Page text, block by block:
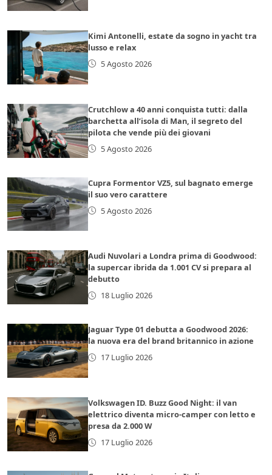
Kimi Antonelli, estate da sogno in yacht tra
lusso e relax
5 Agosto 2026
Crutchlow a 40 anni conquista tutti: dalla
barchetta all’isola di Man, il segreto del
pilota che vende più dei giovani
5 Agosto 2026
Cupra Formentor VZ5, sul bagnato emerge
il suo vero carattere
5 Agosto 2026
Audi Nuvolari a Londra prima di Goodwood:
la supercar ibrida da 1.001 CV si prepara al
debutto
18 Luglio 2026
Jaguar Type 01 debutta a Goodwood 2026:
la nuova era del brand britannico in azione
17 Luglio 2026
Volkswagen ID. Buzz Good Night: il van
elettrico diventa micro-camper con letto e
presa da 2.000 W
17 Luglio 2026